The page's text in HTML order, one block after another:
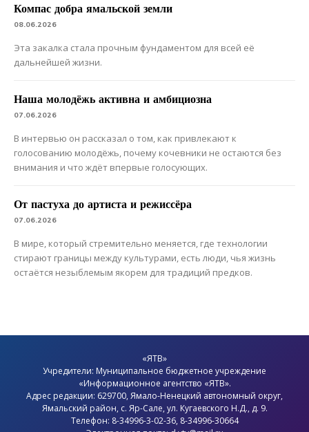
Компас добра ямальской земли
08.06.2026
Эта закалка стала прочным фундаментом для всей её
дальнейшей жизни.
Наша молодёжь активна и амбициозна
07.06.2026
В интервью он рассказал о том, как привлекают к
голосованию молодёжь, почему кочевники не остаются без
внимания и что ждёт впервые голосующих.
От пастуха до артиста и режиссёра
07.06.2026
В мире, который стремительно меняется, где технологии
стирают границы между культурами, есть люди, чья жизнь
остаётся незыблемым якорем для традиций предков.
«ЯТВ»
Учредители: Муниципальное бюджетное учреждение
«Информационное агентство «ЯТВ».
Адрес редакции: 629700, Ямало-Ненецкий автономный округ,
Ямальский район, с. Яр-Сале, ул. Кугаевского Н.Д., д. 9.
Телефон: 8-34996-3-02-36, 8-34996-30664